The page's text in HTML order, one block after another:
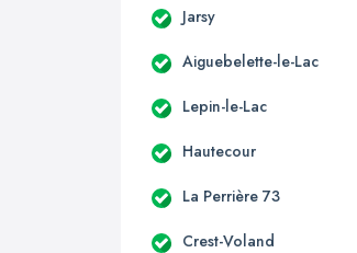
Jarsy
Aiguebelette-le-Lac
Lepin-le-Lac
Hautecour
La Perrière 73
Crest-Voland